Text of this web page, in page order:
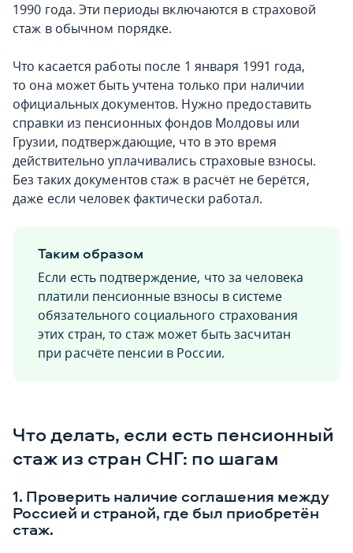
1990 года. Эти периоды включаются в страховой
стаж в обычном порядке.
Что касается работы после 1 января 1991 года,
то она может быть учтена только при наличии
официальных документов. Нужно предоставить
справки из пенсионных фондов Молдовы или
Грузии, подтверждающие, что в это время
действительно уплачивались страховые взносы.
Без таких документов стаж в расчёт не берётся,
даже если человек фактически работал.
Таким образом
Если есть подтверждение, что за человека
платили пенсионные взносы в системе
обязательного социального страхования
этих стран, то стаж может быть засчитан
при расчёте пенсии в России.
Что делать, если есть пенсионный
стаж из стран СНГ: по шагам
1. Проверить наличие соглашения между
Россией и страной, где был приобретён
стаж.